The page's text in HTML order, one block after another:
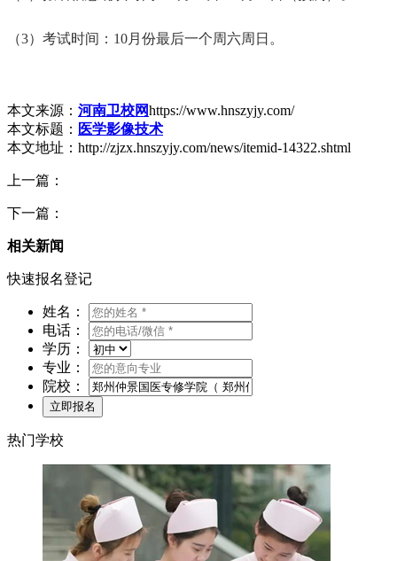
（3）考试时间：10月份最后一个周六周日。
本文来源： 河南卫校网https://www.hnszyjy.com/
本文标题： 医学影像技术
本文地址：http://zjzx.hnszyjy.com/news/itemid-14322.shtml
上一篇：
下一篇：
相关新闻
快速报名登记
姓名：
电话：
学历：
专业：
院校：
热门学校